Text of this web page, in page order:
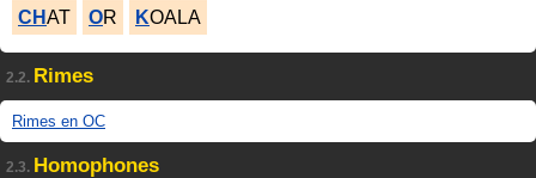
CHAT OR KOALA
2.2. Rimes
Rimes en OC
2.3. Homophones